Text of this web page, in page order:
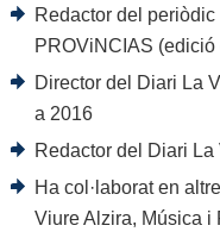
Redactor del
PROViNCIAS
Director del Diari La
a 2016
Redactor del Diari
Ha col·laborat en
Viure Alzira, Música i